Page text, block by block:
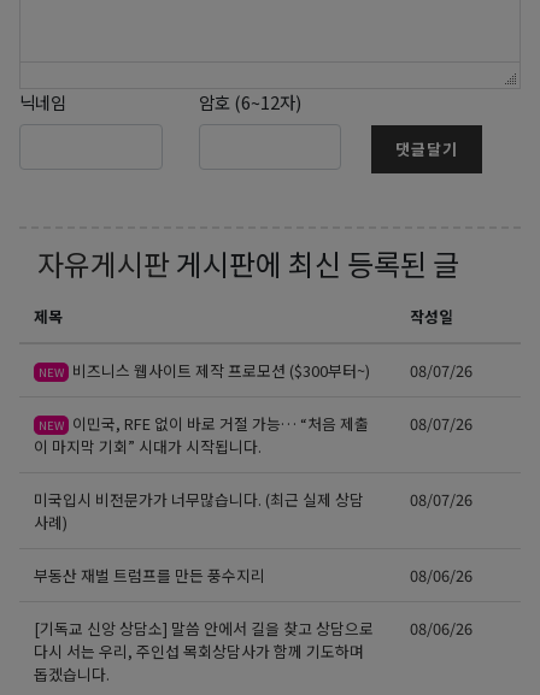
닉네임 암호 (6~12자)
댓글달기
자유게시판 게시판에 최신 등록된 글
제목 작성일
NEW 비즈니스 웹사이트 제작 프로모션 ($300부터~) 08/07/26
NEW 이민국, RFE 없이 바로 거절 가능… “처음 제출
이 마지막 기회” 시대가 시작됩니다.
08/07/26
미국입시 비전문가가 너무많습니다. (최근 실제 상담
사례)
08/07/26
부동산 재벌 트럼프를 만든 풍수지리 08/06/26
[기독교 신앙 상담소] 말씀 안에서 길을 찾고 상담으로
다시 서는 우리, 주인섭 목회상담사가 함께 기도하며
돕겠습니다.
08/06/26